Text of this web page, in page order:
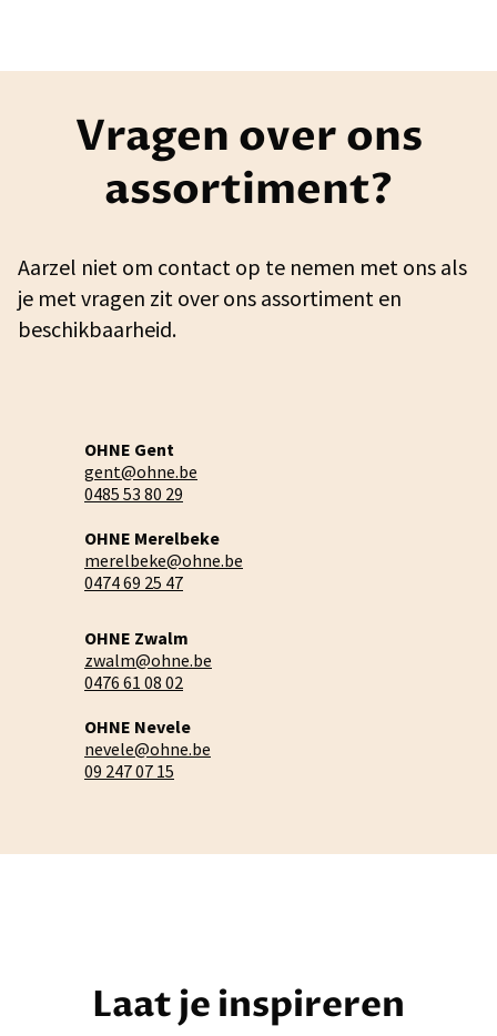
Vragen over ons
assortiment?
Aarzel niet om contact op te nemen met ons als
je met vragen zit over ons assortiment en
beschikbaarheid.
OHNE Gent
gent@ohne.be
0485 53 80 29
OHNE Merelbeke
merelbeke@ohne.be
0474 69 25 47
OHNE Zwalm
zwalm@ohne.be
0476 61 08 02
OHNE Nevele
nevele@ohne.be
09 247 07 15
Laat je inspireren